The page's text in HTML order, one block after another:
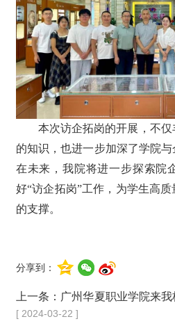
本次访企拓岗的开展，不
的知识，也进一步加深了学院与
在未来，我院将进一步探索院
好“访企拓岗”工作，为学生高
的支撑。
分享到：
上一条： 广州华夏职业学院来
[ 2024-03-22 ]